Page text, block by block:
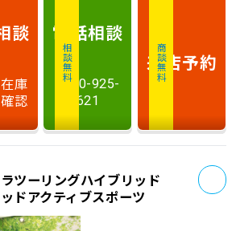
談
庫
認
相談無料
電話相談
0120-925-
621
商談無料
来店予約
ツーリングハイブリッド
ドアクティブスポーツ